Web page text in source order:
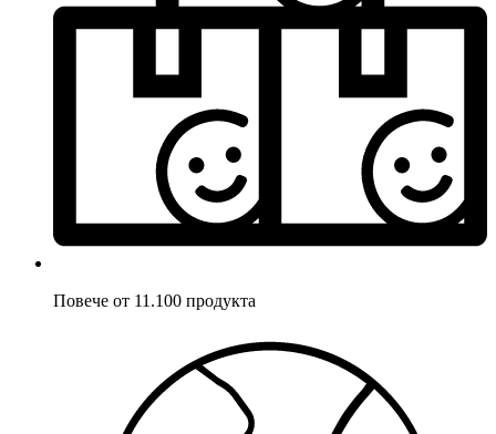
Повече от 11.100 продукта